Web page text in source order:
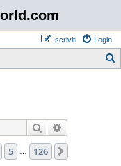
Login
Iscriviti
Cerca
5 126